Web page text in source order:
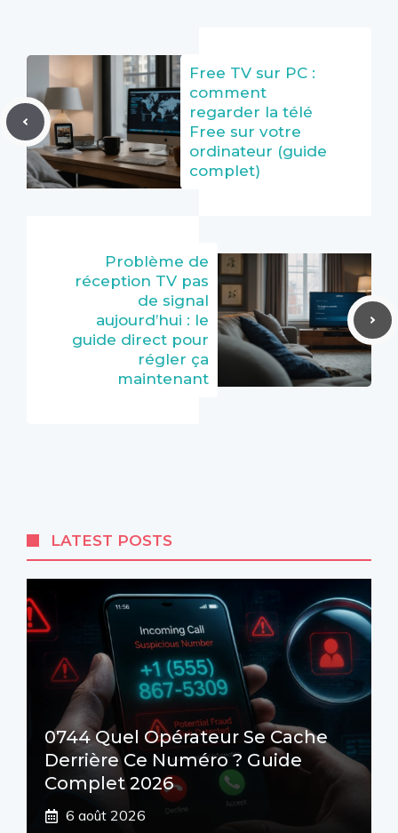
Free TV sur PC :
comment
regarder la télé
Free sur votre
ordinateur (guide
complet)
Problème de
réception TV pas
de signal
aujourd’hui : le
guide direct pour
régler ça
maintenant
LATEST POSTS
0744 Quel Opérateur Se Cache
Derrière Ce Numéro ? Guide
Complet 2026
6 août 2026